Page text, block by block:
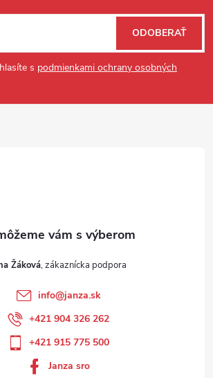
s podmienkami ochrany osobných
ODOBERAŤ
Žáková
info@janza.sk
+421 904 326 262
+421 915 775 500
Janza sro